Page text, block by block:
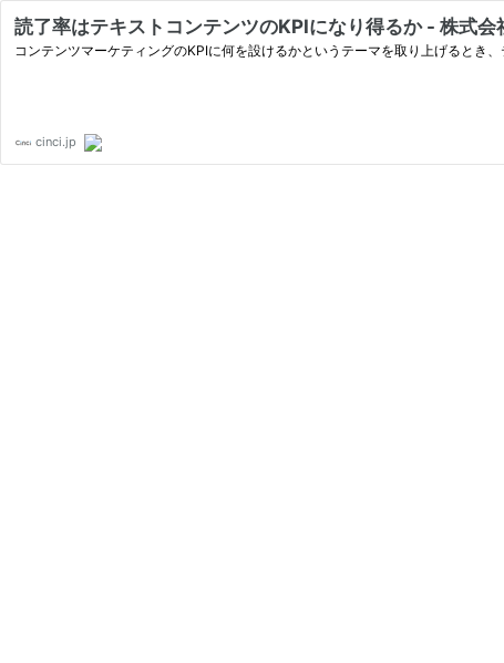
読了率はテキストコンテンツのKPIになり得るか - 株式会
コンテンツマーケティングのKPIに何を設けるかというテーマを取り上げるとき
cinci.jp